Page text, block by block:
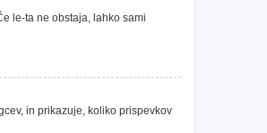
le-ta ne obstaja, lahko sami
in prikazuje, koliko prispevkov